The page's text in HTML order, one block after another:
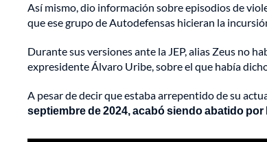
Así mismo, dio información sobre episodios de
que ese grupo de Autodefensas hicieran la
Durante sus versiones ante la JEP, alias Zeus no
expresidente Álvaro Uribe, sobre el que había
A pesar de decir que estaba arrepentido de su
septiembre de 2024, acabó siendo abatido